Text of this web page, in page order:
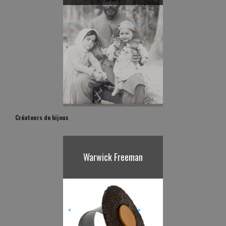
< >
Créateurs de bijoux
Warwick Freeman
Karl Fritsch
< >